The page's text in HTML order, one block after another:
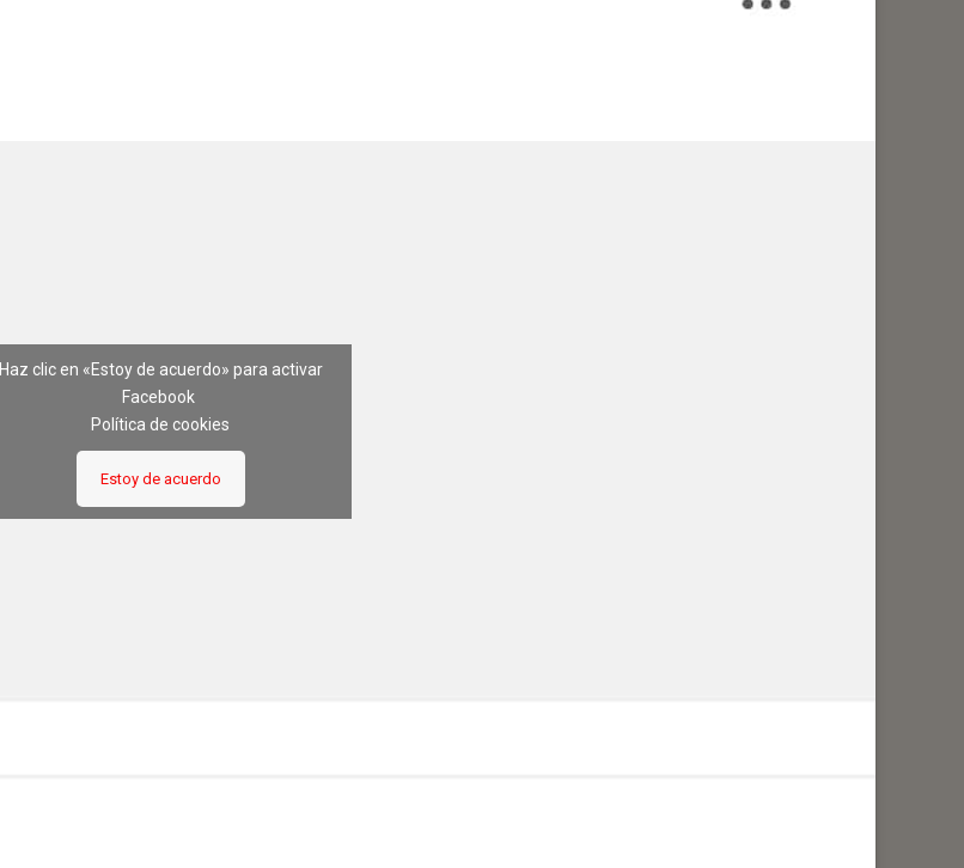
Haz clic en «Estoy de acuerdo» para activar
Facebook
Política de cookies
Estoy de acuerdo